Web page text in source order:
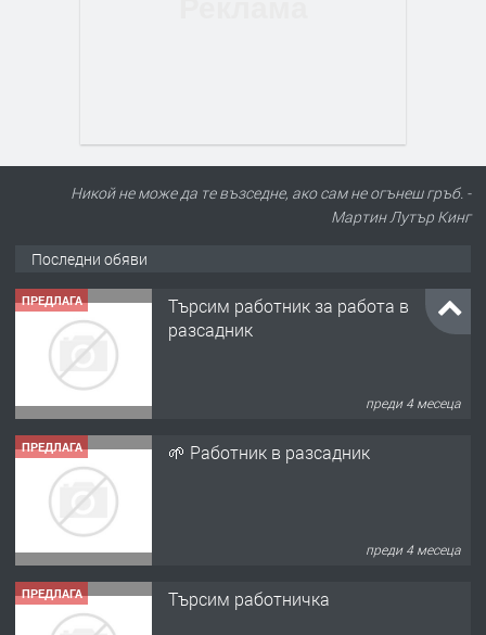
Никой не може да те възседне, ако сам не огънеш гръб. -
Мартин Лутър Кинг
Последни обяви
ПРЕДЛАГА
Търсим работник за работа в
разсадник
преди 4 месеца
ПРЕДЛАГА 🌱 Работник в разсадник
преди 4 месеца
ПРЕДЛАГА Търсим работничка